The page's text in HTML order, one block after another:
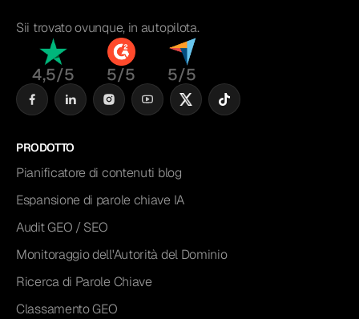
Sii trovato ovunque, in autopilota.
4,5/5 5/5 5/5
PRODOTTO
Pianificatore di contenuti blog
Espansione di parole chiave IA
Audit GEO / SEO
Monitoraggio dell'Autorità del Dominio
Ricerca di Parole Chiave
Classamento GEO